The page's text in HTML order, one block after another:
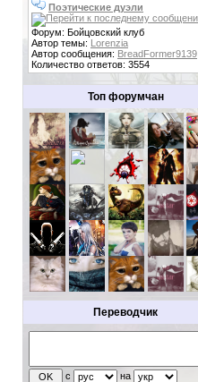
Поэтические дуэли
Форум: Бойцовский клуб
Автор темы: Lorenzia
Автор сообщения: BreadFormer9139
Количество ответов: 3554
Топ форумчан
Переводчик
с на